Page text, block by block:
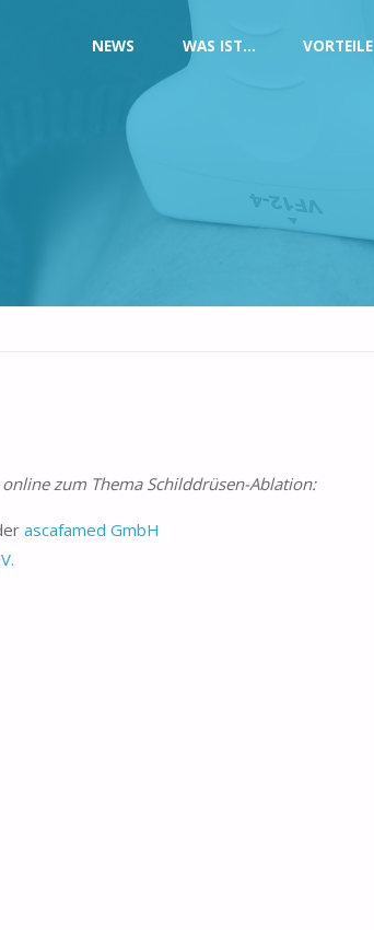
NEWS WAS IST… VORTEILE
zum Thema Schilddrüsen-Ablation:
ascafamed GmbH